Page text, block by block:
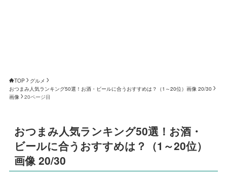
TOP
グルメ
おつまみ人気ランキング50選！お酒・ビールに合うおすすめは？（1～20位）画像 20/30
画像
20ページ目
おつまみ人気ランキング50選！お酒・
ビールに合うおすすめは？（1～20位）
画像 20/30